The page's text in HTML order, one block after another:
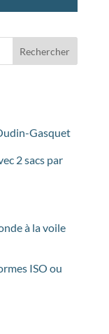
Rechercher
Gasquet
2 sacs par
à la voile
ISO ou